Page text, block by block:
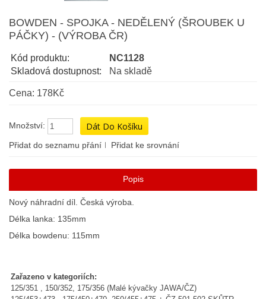
BOWDEN - SPOJKA - NEDĚLENÝ (ŠROUBEK U
PÁČKY) - (VÝROBA ČR)
Kód produktu:
NC1128
Skladová dostupnost:
Na skladě
Cena: 178Kč
Množství:
Přidat do seznamu přání Přidat ke srovnání
Popis
Nový náhradní díl. Česká výroba.
Délka lanka: 135mm
Délka bowdenu: 115mm
Zařazeno v kategoriích:
125/351 , 150/352, 175/356 (Malé kývačky JAWA/ČZ)